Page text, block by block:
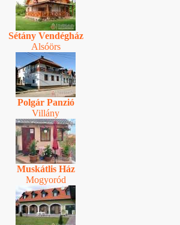
Sétány Vendégház
Alsóörs
Polgár Panzió
Villány
Muskátlis Ház
Mogyoród